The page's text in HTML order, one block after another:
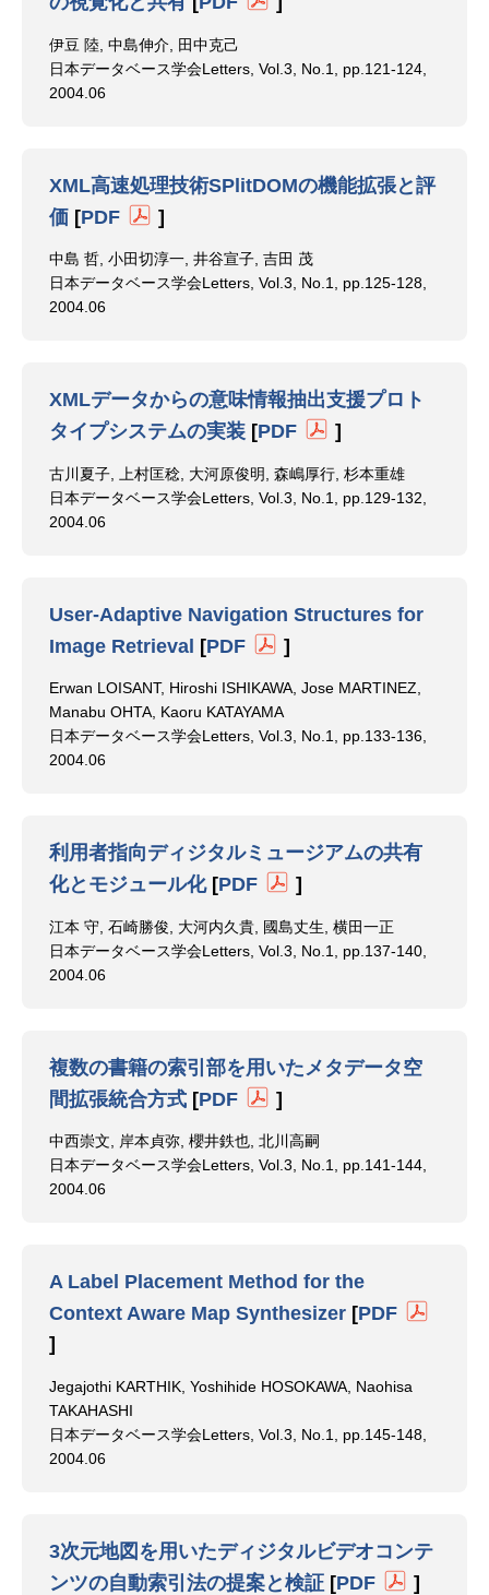
伊豆 陸, 中島伸介, 田中克己
日本データベース学会Letters, Vol.3, No.1, pp.121-124,
2004.06
XML高速処理技術SPlitDOMの機能拡張と評
価 [PDF ]
中島 哲, 小田切淳一, 井谷宣子, 吉田 茂
日本データベース学会Letters, Vol.3, No.1, pp.125-128,
2004.06
XMLデータからの意味情報抽出支援プロト
タイプシステムの実装 [PDF ]
古川夏子, 上村匡稔, 大河原俊明, 森嶋厚行, 杉本重雄
日本データベース学会Letters, Vol.3, No.1, pp.129-132,
2004.06
User-Adaptive Navigation Structures for
Image Retrieval [PDF ]
Erwan LOISANT, Hiroshi ISHIKAWA, Jose MARTINEZ,
Manabu OHTA, Kaoru KATAYAMA
日本データベース学会Letters, Vol.3, No.1, pp.133-136,
2004.06
利用者指向ディジタルミュージアムの共有
化とモジュール化[PDF ]
江本 守, 石崎勝俊, 大河内久貴, 國島丈生, 横田一正
日本データベース学会Letters, Vol.3, No.1, pp.137-140,
2004.06
複数の書籍の索引部を用いたメタデータ空
間拡張統合方式 [PDF ]
中西崇文, 岸本貞弥, 櫻井鉄也, 北川高嗣
日本データベース学会Letters, Vol.3, No.1, pp.141-144,
2004.06
A Label Placement Method for the
Context Aware Map Synthesizer [PDF
]
Jegajothi KARTHIK, Yoshihide HOSOKAWA, Naohisa
TAKAHASHI
日本データベース学会Letters, Vol.3, No.1, pp.145-148,
2004.06
3次元地図を用いたディジタルビデオコンテ
ンツの自動索引法の提案と検証 [PDF ]